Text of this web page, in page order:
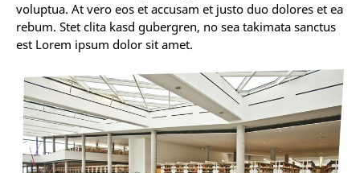
voluptua. At vero eos et accusam et justo duo dolores et ea
rebum. Stet clita kasd gubergren, no sea takimata sanctus
est Lorem ipsum dolor sit amet.